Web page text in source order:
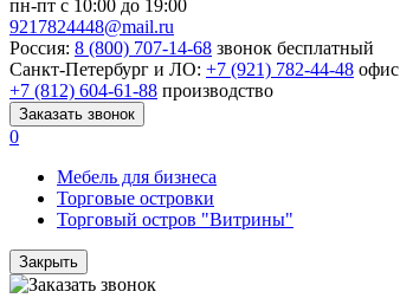
пн-пт с 10:00 до 19:00
9217824448@mail.ru
Россия: 8 (800) 707-14-68 звонок бесплатный
Санкт-Петербург и ЛО: +7 (921) 782-44-48 офис
+7 (812) 604-61-88 производство
Заказать звонок
0
Мебель для бизнеса
Торговые островки
Торговый остров "Витрины"
Закрыть